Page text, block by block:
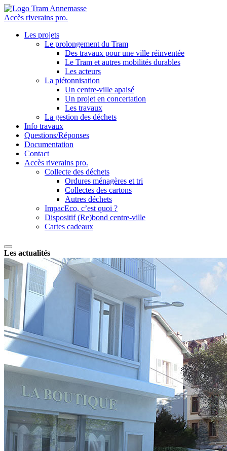
Accès riverains pro.
Les projets
Le prolongement du Tram
Des travaux pour une ville réinventée
Le Tram et autres mobilités durables
Les acteurs
La piétonnisation
Un centre-ville apaisé
Un projet en concertation
Les travaux
La gestion des déchets
Info travaux
Questions/Réponses
Documentation
Contact
Accès riverains pro.
Collecte des déchets
Ordures ménagères et tri
Collectes des cartons
Autres déchets
ImpacEco, c’est quoi ?
Dispositif (Re)bond centre-ville
Cartes cadeaux
Les actualités